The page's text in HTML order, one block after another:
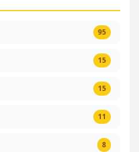
95
15
15
11
8